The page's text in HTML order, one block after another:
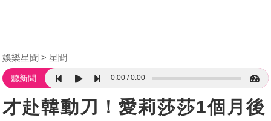
娛樂星聞 星聞
聽新聞 0:00 0:00
才赴韓動刀！愛莉莎莎1個月後